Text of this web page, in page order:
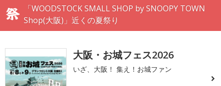
「WOODSTOCK SMALL SHOP by SNOOPY TOWN
Shop(大阪)」近くの夏祭り
大阪・お城フェス2026
いざ、大阪！ 集え！お城ファン